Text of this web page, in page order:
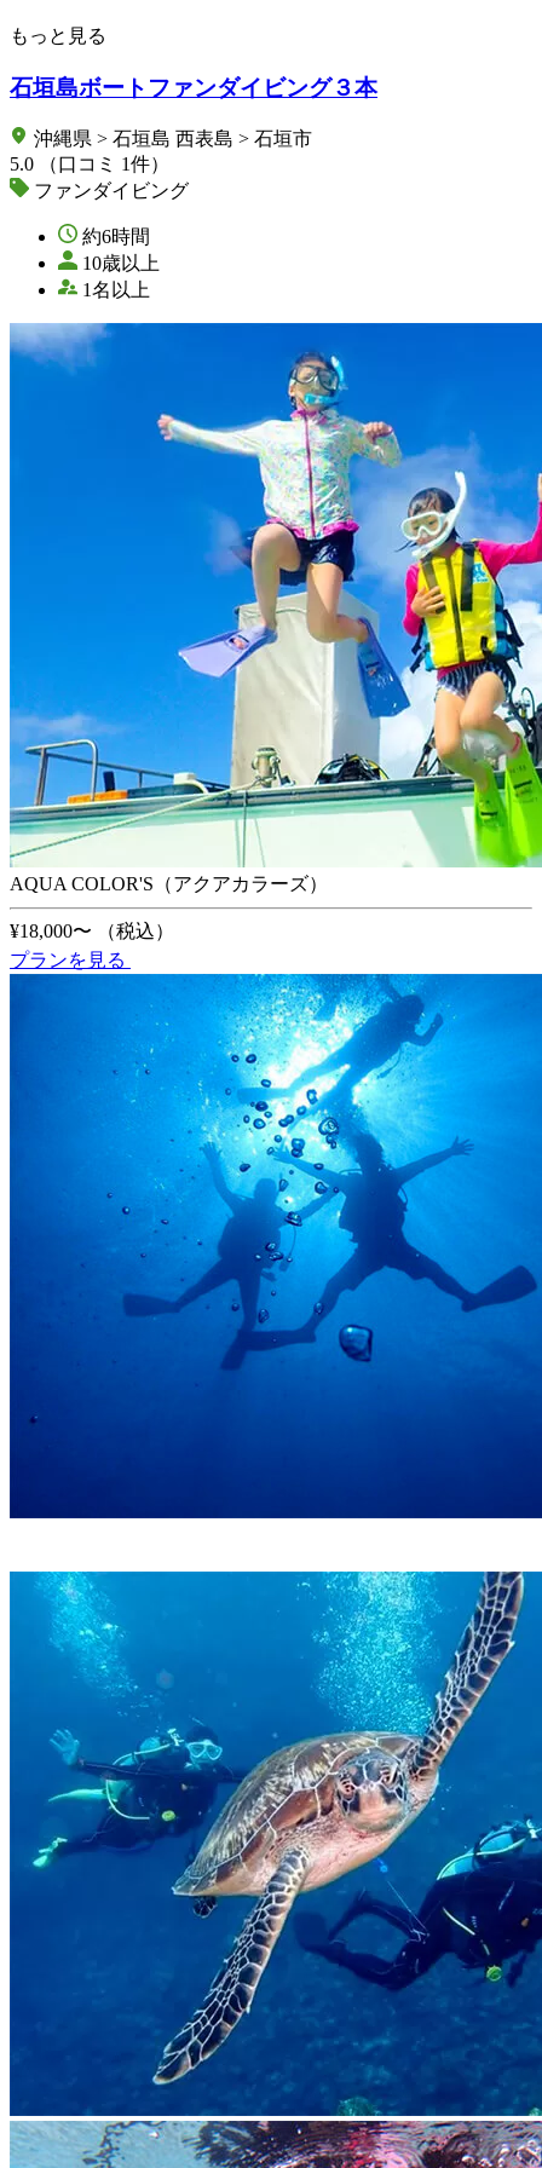
もっと見る
石垣島ボートファンダイビング３本
沖縄県 > 石垣島 西表島 > 石垣市
5.0
（口コミ 1件）
ファンダイビング
約6時間
10歳以上
1名以上
AQUA COLOR'S（アクアカラーズ）
¥18,000〜
（税込）
プランを見る